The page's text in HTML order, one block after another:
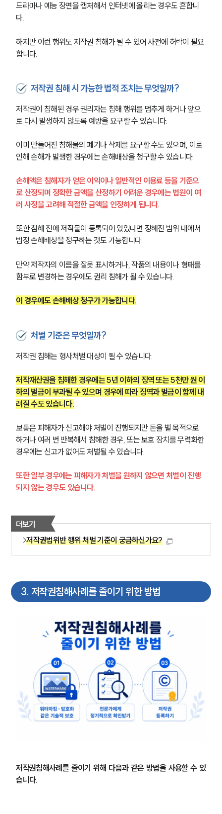
그룹소개
오시는 길
글로벌 파트너 로펌
고객의 소리
AI대륜
업무사례
주요 업무사례
사례분석/최신동향
법률정보
법률지식인
고객후기
지식재산권그룹 업무
드라마나 예능 장면을 캡처해서 인터넷에 올리는 경우도 흔합니
다.
하지만 이런 행위도 저작권 침해가 될 수 있어 사전에 허락이 필요
합니다.
저작권 침해 시 가능한 법적 조치는 무엇일까?
저작권이 침해된 경우 권리자는 침해 행위를 멈추게 하거나 앞으
로 다시 발생하지 않도록 예방을 요구할 수 있습니다.
이미 만들어진 침해물의 폐기나 삭제를 요구할 수도 있으며, 이로
인해 손해가 발생한 경우에는 손해배상을 청구할 수 있습니다.
손해액은 침해자가 얻은 이익이나 일반적인 이용료 등을 기준으
로 산정되며 정확한 금액을 산정하기 어려운 경우에는 법원이 여
러 사정을 고려해 적절한 금액을 인정하게 됩니다.
또한 침해 전에 저작물이 등록되어 있었다면 정해진 범위 내에서
법정 손해배상을 청구하는 것도 가능합니다.
만약 저작자의 이름을 잘못 표시하거나, 작품의 내용이나 형태를
함부로 변경하는 경우에도 권리 침해가 될 수 있습니다.
이 경우에도 손해배상 청구가 가능합니다.
처벌 기준은 무엇일까?
저작권 침해는 형사처벌 대상이 될 수 있습니다.
저작재산권을 침해한 경우에는 5년 이하의 징역 또는 5천만 원 이
하의 벌금이 부과될 수 있으며 경우에 따라 징역과 벌금이 함께 내
려질 수도 있습니다.
보통은 피해자가 신고해야 처벌이 진행되지만 돈을 벌 목적으로
하거나 여러 번 반복해서 침해한 경우, 또는 보호 장치를 무력화한
경우에는 신고가 없어도 처벌될 수 있습니다.
또한 일부 경우에는 피해자가 처벌을 원하지 않으면 처벌이 진행
되지 않는 경우도 있습니다.
더보기
저작권법위반 행위 처벌 기준이 궁금하신가요?
3. 저작권침해사례를 줄이기 위한 방법
저작권침해사례를 줄이기 위해 다음과 같은 방법을 사용할 수 있
습니다.